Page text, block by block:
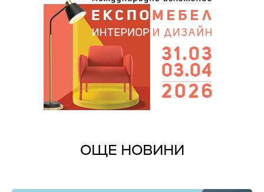
ОЩЕ НОВИНИ